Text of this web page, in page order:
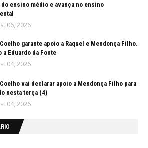
do ensino médio e avança no ensino
06, 2026
garante apoio a Raquel e Mendonça Filho.
a Eduardo da Fonte
04, 2026
vai declarar apoio a Mendonça Filho para
nesta terça (4)
04, 2026